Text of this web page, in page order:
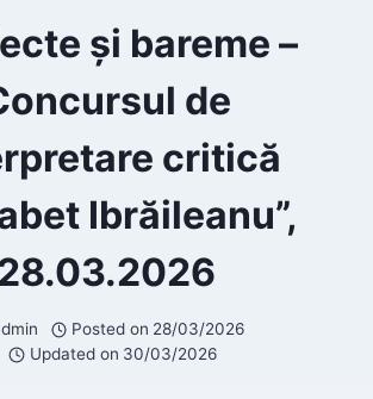
și bareme –
de
critică
Ibrăileanu”,
Posted on 28/03/2026
Updated on 30/03/2026